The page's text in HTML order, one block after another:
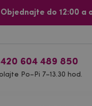
Objednajte do 12:00 a
604 489 850
Po–Pi 7–13.30 hod.